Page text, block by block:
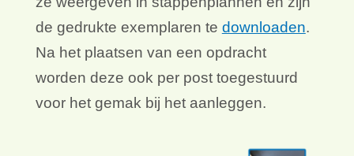
de gedrukte exemplaren te downloaden.
Na het plaatsen van een opdracht
worden deze ook per post toegestuurd
voor het gemak bij het aanleggen.